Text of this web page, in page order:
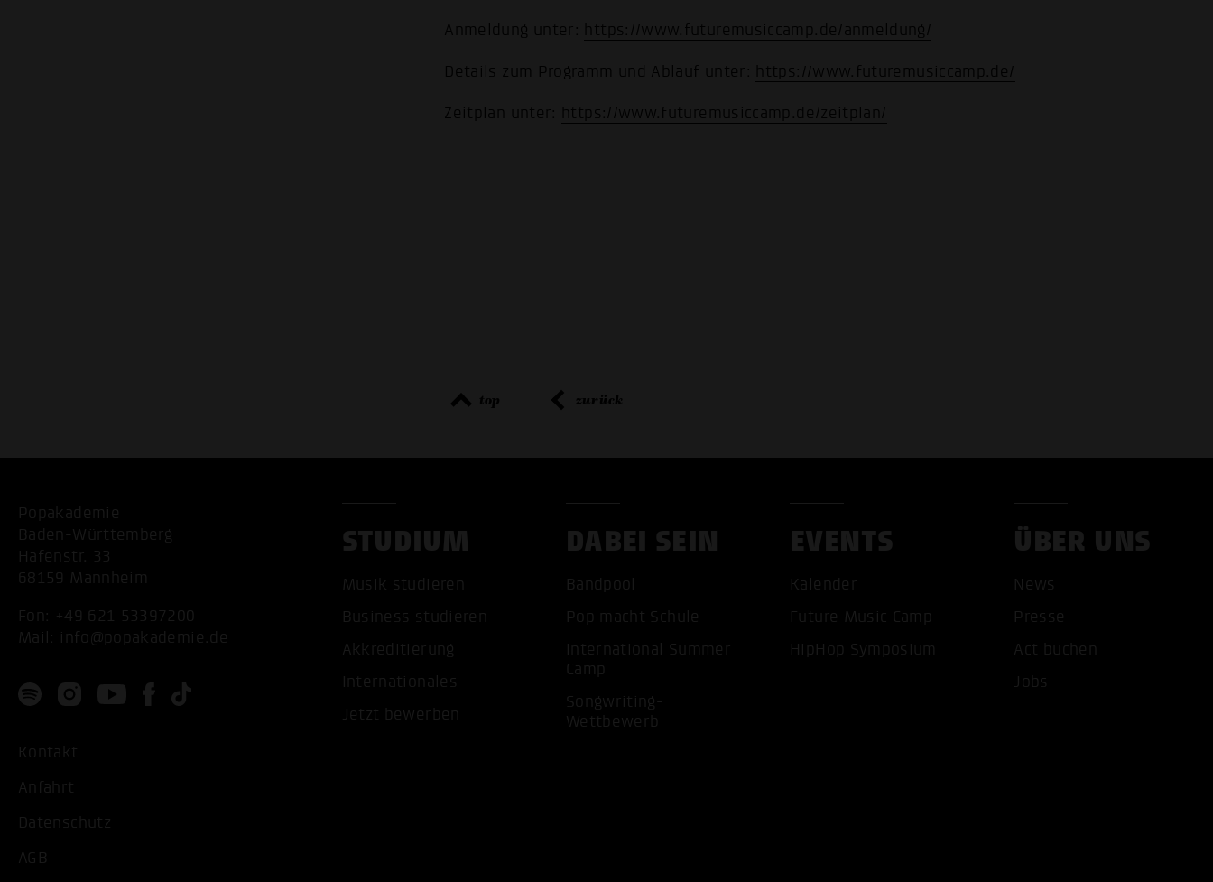
Anmeldung unter: https://www.futuremusiccamp.de/anmeldung/
Details zum Programm und Ablauf unter: https://www.futuremusiccamp.de/
Zeitplan unter: https://www.futuremusiccamp.de/zeitplan/
top zurück
Popakademie
Baden-Württemberg
Hafenstr. 33
68159 Mannheim
Fon: +49 621 53397200
Mail: info@popakademie.de
Kontakt
Anfahrt
Datenschutz
AGB
STUDIUM
Musik studieren
Business studieren
Akkreditierung
Internationales
Jetzt bewerben
DABEI SEIN
Bandpool
Pop macht Schule
International Summer
Camp
Songwriting-
Wettbewerb
EVENTS
Kalender
Future Music Camp
HipHop Symposium
ÜBER UNS
News
Presse
Act buchen
Jobs